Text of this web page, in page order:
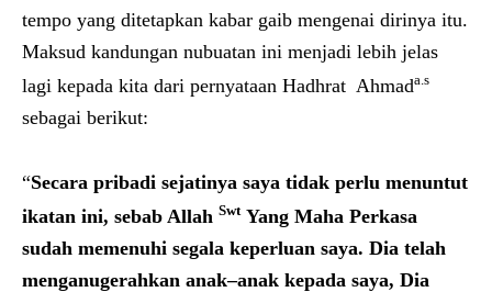
tempo yang ditetapkan kabar gaib mengenai dirinya itu.
Maksud kandungan nubuatan ini menjadi lebih jelas
lagi kepada kita dari pernyataan Hadhrat Ahmada.s
sebagai berikut:
“Secara pribadi sejatinya saya tidak perlu menuntut
ikatan ini, sebab Allah Swt Yang Maha Perkasa
sudah memenuhi segala keperluan saya. Dia telah
menganugerahkan anak–anak kepada saya, Dia